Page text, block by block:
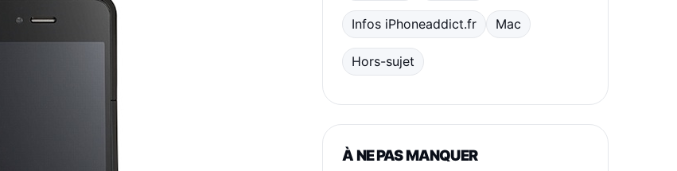
Infos iPhoneaddict.fr Mac
Hors-sujet
À NE PAS MANQUER